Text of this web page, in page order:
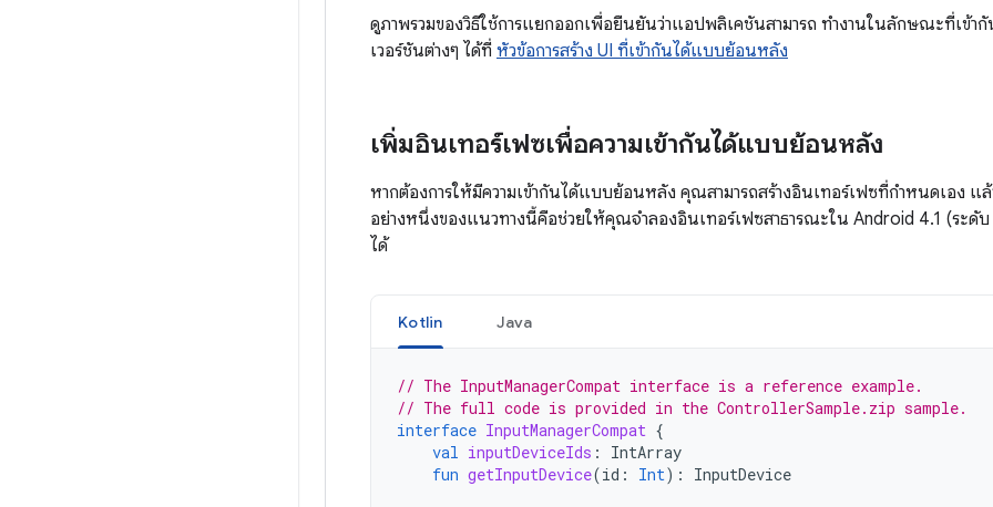
ดูภาพรวมของวิธีใช้การแยกออกเพื่อยืนยันว่าแอปพลิเคชันสามารถ ทำงานในลักษณะที่เข้
เวอร์ชันต่างๆ ได้ที่ หัวข้อการสร้าง UI ที่เข้ากันได้แบบย้อนหลัง
เพิ่มอินเทอร์เฟซเพื่อความเข้ากันได้แบบย้อนหลัง
หากต้องการให้มีความเข้ากันได้แบบย้อนหลัง คุณสามารถสร้างอินเทอร์เฟซที่กำหนดเอง แล้
อย่างหนึ่งของแนวทางนี้คือช่วยให้คุณจำลองอินเทอร์เฟซสาธารณะใน Android 4.1 (ระดับ
ได้
Kotlin Java
// The InputManagerCompat interface is a reference example.
// The full code is provided in the ControllerSample.zip sample.
interface InputManagerCompat {
val inputDeviceIds :
IntArray
fun getInputDevice(id : Int): InputDevice